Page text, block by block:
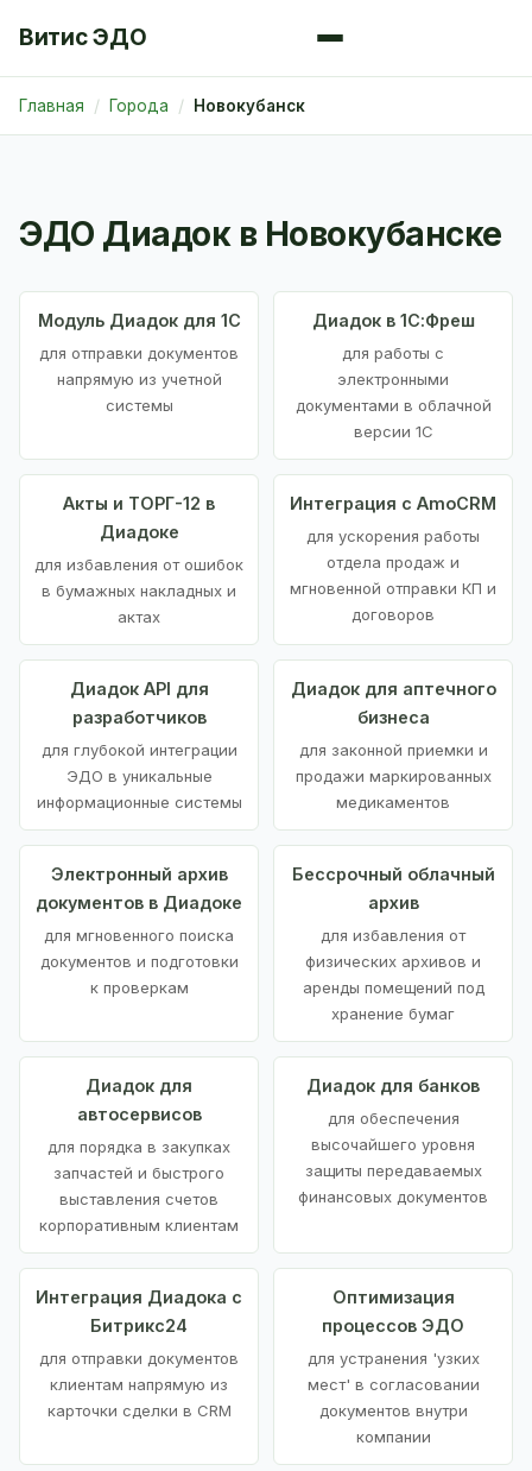
Витис ЭДО
Главная Города Новокубанск
ЭДО Диадок в Новокубанске
Модуль Диадок для 1С
для отправки документов
напрямую из учетной
системы
Диадок в 1С:Фреш
для работы с
электронными
документами в облачной
версии 1С
Акты и ТОРГ-12 в
Диадоке
для избавления от ошибок
в бумажных накладных и
актах
Интеграция с AmoCRM
для ускорения работы
отдела продаж и
мгновенной отправки КП и
договоров
Диадок API для
разработчиков
для глубокой интеграции
ЭДО в уникальные
информационные системы
Диадок для аптечного
бизнеса
для законной приемки и
продажи маркированных
медикаментов
Электронный архив
документов в Диадоке
для мгновенного поиска
документов и подготовки
к проверкам
Бессрочный облачный
архив
для избавления от
физических архивов и
аренды помещений под
хранение бумаг
Диадок для
автосервисов
для порядка в закупках
запчастей и быстрого
выставления счетов
корпоративным клиентам
Диадок для банков
для обеспечения
высочайшего уровня
защиты передаваемых
финансовых документов
Интеграция Диадока с
Битрикс24
для отправки документов
клиентам напрямую из
карточки сделки в CRM
Оптимизация
процессов ЭДО
для устранения 'узких
мест' в согласовании
документов внутри
компании